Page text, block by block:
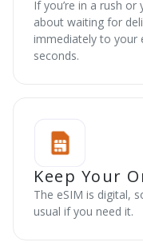
If you’re in a rush or
about waiting for
immediately to your
seconds.
Keep Your
The eSIM is digital,
usual if you need it.